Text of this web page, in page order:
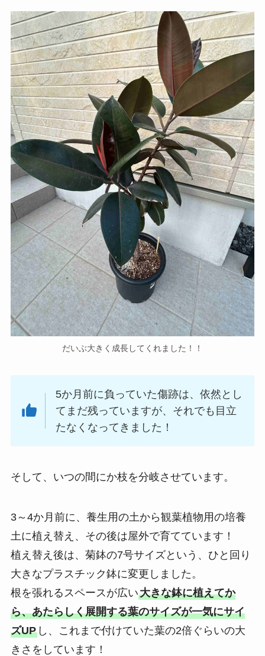
だいぶ大きく成長してくれました！！
5か月前に負っていた傷跡は、依然とし
てまだ残っていますが、それでも目立
たなくなってきました！
そして、いつの間にか枝を分岐させています。
3～4か月前に、養生用の土から観葉植物用の培養
土に植え替え、その後は屋外で育てています！
植え替え後は、菊鉢の7号サイズという、ひと回り
大きなプラスチック鉢に変更しました。
根を張れるスペースが広い大きな鉢に植えてか
ら、あたらしく展開する葉のサイズが一気にサイ
ズUPし、これまで付けていた葉の2倍ぐらいの大
きさをしています！